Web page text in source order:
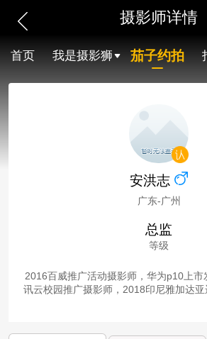
摄影师详情
首页 我是摄影狮 茄子约拍
安洪志
广东-广州
总监
等级
2016百威推广活动摄影师，华为p10上
讯云校园推广摄影师，2018印尼雅加达